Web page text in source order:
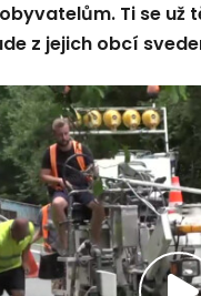
Ti se už
z jejich obcí